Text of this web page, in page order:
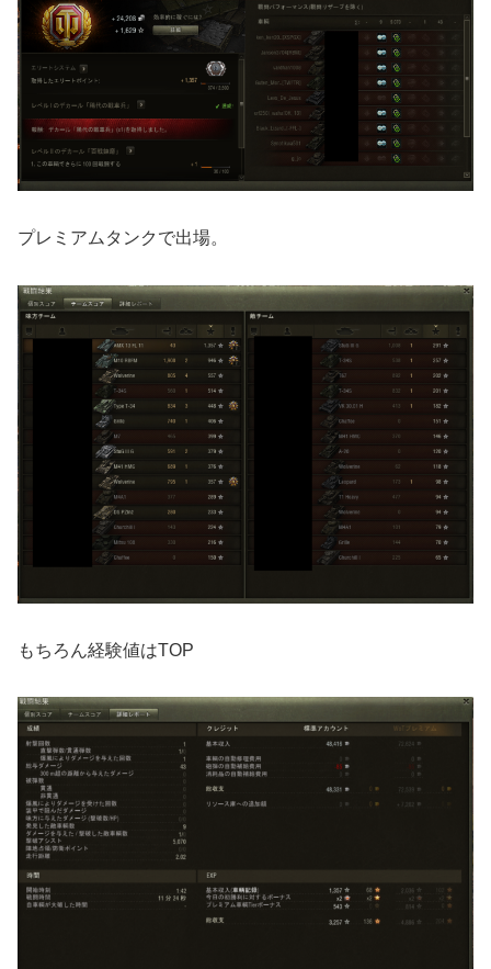
プレミアムタンクで出場。
もちろん経験値はTOP